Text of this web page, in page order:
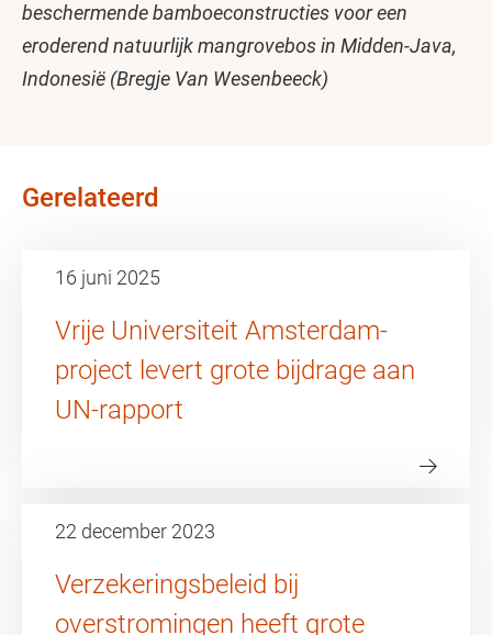
beschermende bamboeconstructies voor een
eroderend natuurlijk mangrovebos in Midden-Java,
Indonesië (Bregje Van Wesenbeeck)
Gerelateerd
16 juni 2025
Vrije Universiteit Amsterdam-
project levert grote bijdrage aan
UN-rapport
22 december 2023
Verzekeringsbeleid bij
overstromingen heeft grote